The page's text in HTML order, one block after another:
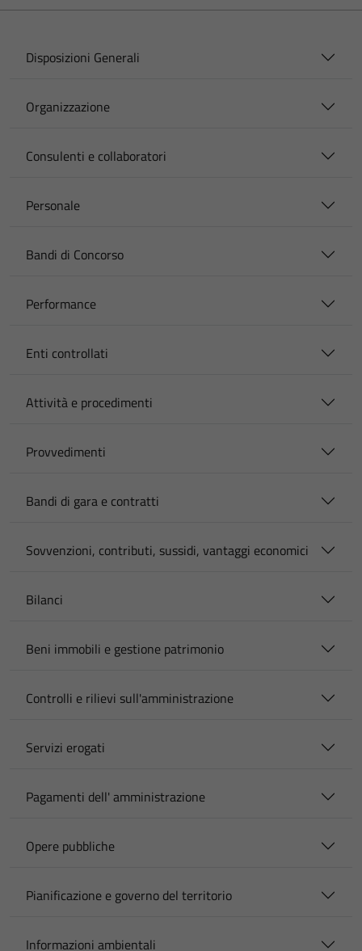
Disposizioni Generali
Organizzazione
Consulenti e collaboratori
Personale
Bandi di Concorso
Performance
Enti controllati
Attività e procedimenti
Provvedimenti
Bandi di gara e contratti
Sovvenzioni, contributi, sussidi, vantaggi economici
Bilanci
Beni immobili e gestione patrimonio
Controlli e rilievi sull'amministrazione
Servizi erogati
Pagamenti dell' amministrazione
Opere pubbliche
Pianificazione e governo del territorio
Informazioni ambientali